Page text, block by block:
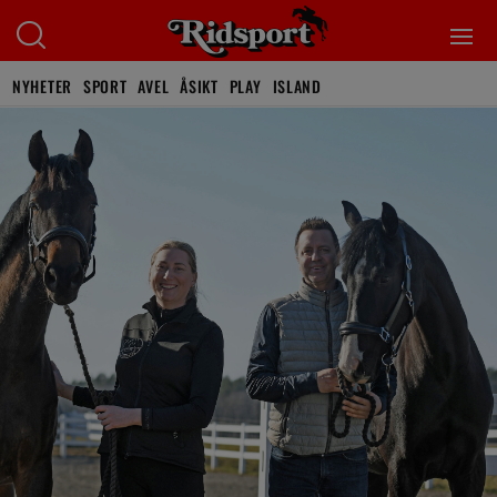
NYHETER SPORT AVEL ÅSIKT PLAY ISLAND